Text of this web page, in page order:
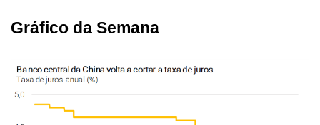
Gráfico da Semana